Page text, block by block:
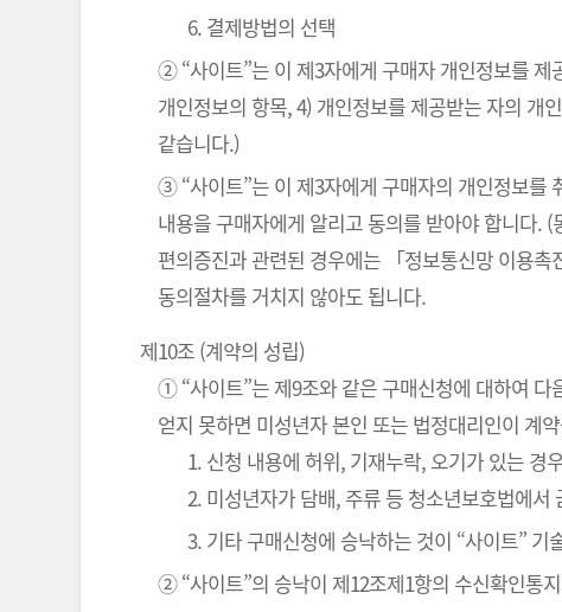
6. 결제방법의 선택
② “사이트”는 이 제3자에게 구매자 개인정보를 제
개인정보의 항목, 4) 개인정보를 제공받는 자의 개
같습니다.)
③ “사이트”는 이 제3자에게 구매자의 개인정보를
내용을 구매자에게 알리고 동의를 받아야 합니다.
편의증진과 관련된 경우에는 「정보통신망 이용
동의절차를 거치지 않아도 됩니다.
제10조 (계약의 성립)
① “사이트”는 제9조와 같은 구매신청에 대하여
얻지 못하면 미성년자 본인 또는 법정대리인이 계
1. 신청 내용에 허위, 기재누락, 오기가 있는 경
2. 미성년자가 담배, 주류 등 청소년보호법에
3. 기타 구매신청에 승낙하는 것이 “사이트”
② “사이트”의 승낙이 제12조제1항의 수신확인통